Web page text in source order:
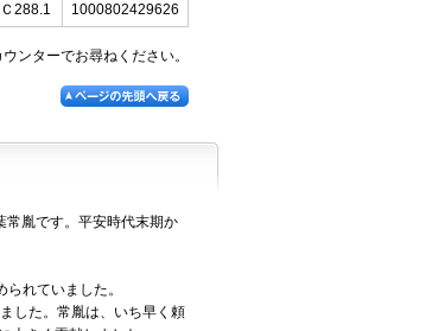
Ｃ288.1 1000802429626
ンターでお尋ねください。
胤です。平安時代末期か
れていました。
した。常胤は、いち早く頼